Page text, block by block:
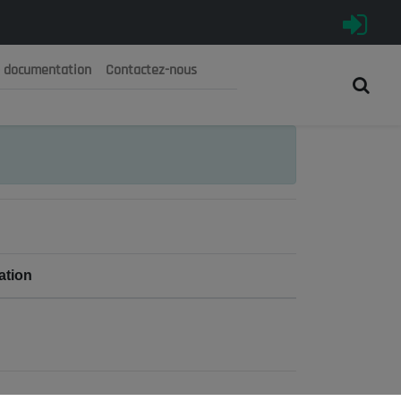
الوطني الاقتصادي والاجتماعي والبيئي
الجزائرية الديمقراطية الشعبية
documentation Contactez-nous